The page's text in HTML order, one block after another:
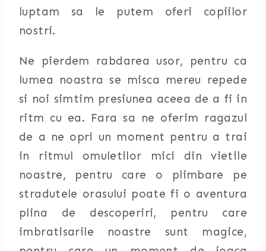
luptam sa le putem oferi copiilor
nostri.
Ne pierdem rabdarea usor, pentru ca
lumea noastra se misca mereu repede
si noi simtim presiunea aceea de a fi in
ritm cu ea. Fara sa ne oferim ragazul
de a ne opri un moment pentru a trai
in ritmul omuletilor mici din vietile
noastre, pentru care o plimbare pe
stradutele orasului poate fi o aventura
plina de descoperiri, pentru care
imbratisarile noastre sunt magice,